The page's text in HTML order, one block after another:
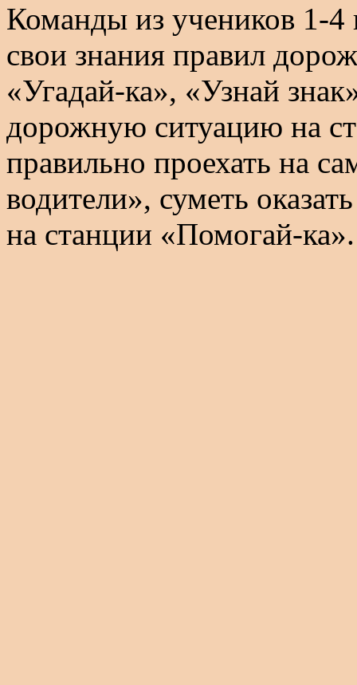
Команды из учеников 1-4
свои знания правил
«Угадай-ка», «Узнай
дорожную ситуацию на
правильно проехать на
водители», суметь
на станции «Помогай-ка».